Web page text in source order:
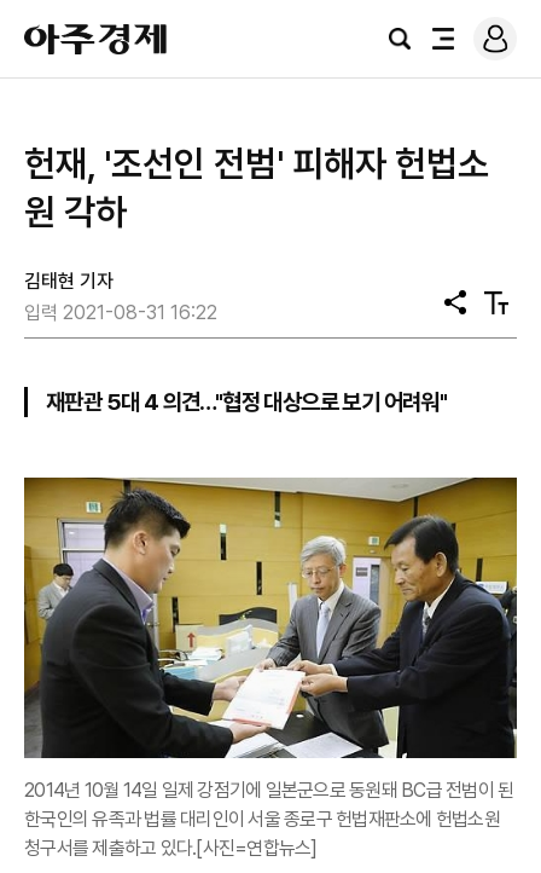
아
주
경
검
전
로
그
헌재, '조선인 전범' 피해자 헌법소
원 각하
김태현 기자
입력 2021-08-31 16:22
공
유
텍
스
재판관 5대 4 의견…"협정 대상으로 보기 어려워"
2014년 10월 14일 일제 강점기에 일본군으로 동원돼 BC급 전범이 된
한국인의 유족과 법률 대리인이 서울 종로구 헌법재판소에 헌법소원
청구서를 제출하고 있다.[사진=연합뉴스]